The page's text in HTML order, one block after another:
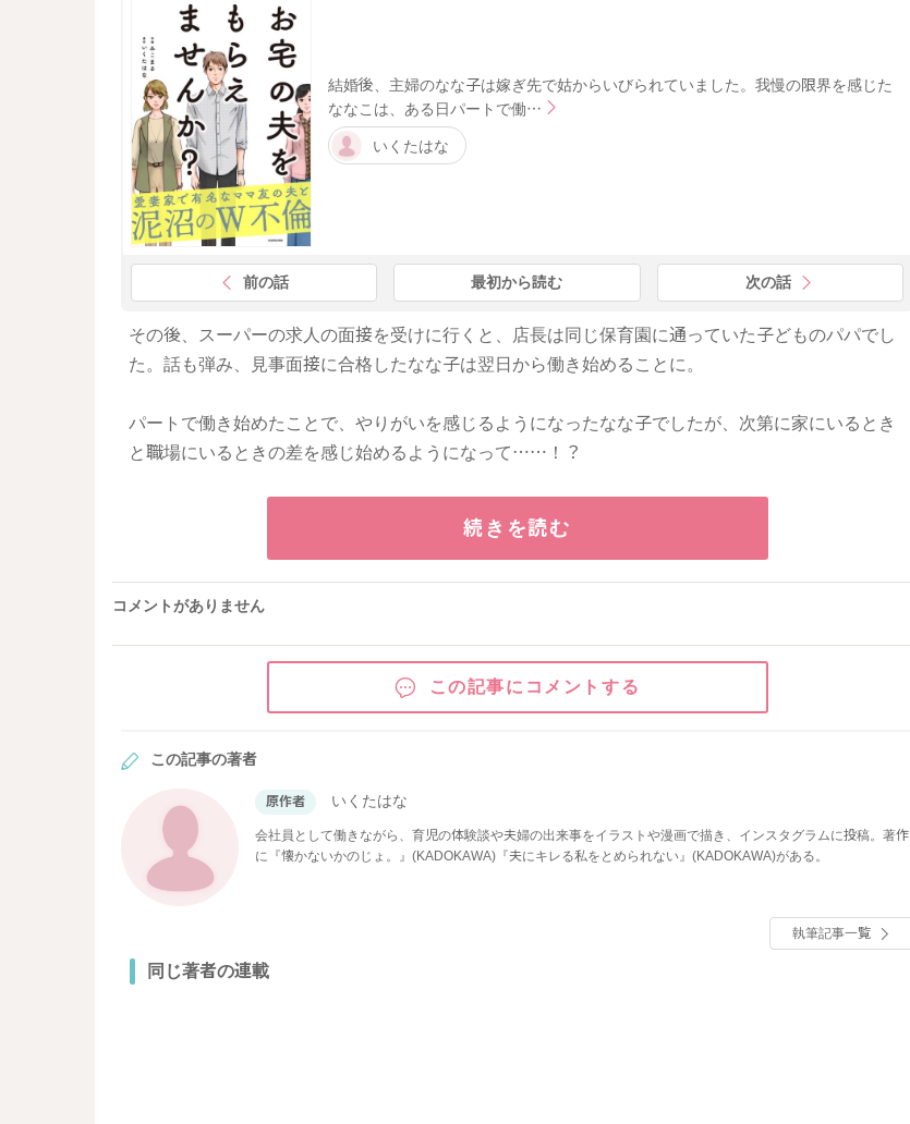
結婚後、主婦のなな子は嫁ぎ先で姑からいびられていました。我慢の限界を感じた
ななこは、ある日パートで働…
いくたはな
前の話 最初から読む 次の話
その後、スーパーの求人の面接を受けに行くと、店長は同じ保育園に通っていた子どものパパでし
た。話も弾み、見事面接に合格したなな子は翌日から働き始めることに。
パートで働き始めたことで、やりがいを感じるようになったなな子でしたが、次第に家にいるとき
と職場にいるときの差を感じ始めるようになって……！？
続きを読む
コメントがありません
この記事にコメントする
この記事の著者
原作者 いくたはな
会社員として働きながら、育児の体験談や夫婦の出来事をイラストや漫画で描き、インスタグラムに投稿。著作
に『懐かないかのじょ。』(KADOKAWA)『夫にキレる私をとめられない』(KADOKAWA)がある。
執筆記事一覧
同じ著者の連載